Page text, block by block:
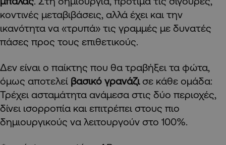
κοντινές μεταβιβάσεις, αλλά έχει και την
ικανότητα να «τρυπά» τις γραμμές με δυνατές
πάσες προς τους επιθετικούς.
Δεν είναι ο παίκτης που θα τραβήξει τα φώτα,
όμως αποτελεί βασικό γρανάζισε κάθε ομάδα:
Τρέχει ασταμάτητα ανάμεσα στις δύο περιοχές,
δίνει ισορροπία και επιτρέπει στους πιο
δημιουργικούς να λειτουργούν στο 100%.